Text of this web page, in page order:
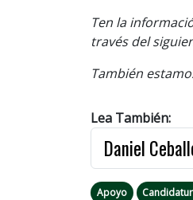
Ten la
través del
También
Lea También:
Daniel
Apoyo